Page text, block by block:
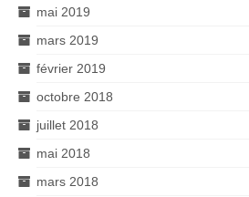
mai 2019
mars 2019
février 2019
octobre 2018
juillet 2018
mai 2018
mars 2018